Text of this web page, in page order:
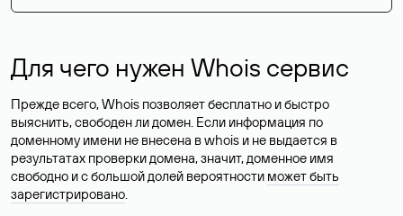
Для чего нужен Whois сервис
Прежде всего, Whois позволяет бесплатно и быстро
выяснить, свободен ли домен. Если информация по
доменному имени не внесена в whois и не выдается в
результатах проверки домена, значит, доменное имя
свободно и с большой долей вероятности может быть
зарегистрировано.